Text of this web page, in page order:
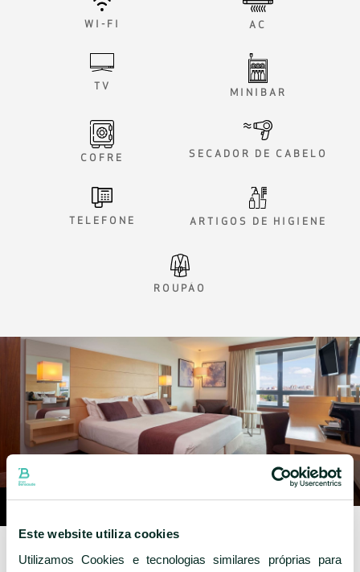
Este website utiliza cookies
Utilizamos Cookies e tecnologias similares próprias para
WI-FI AC
TV
MINIBAR
COFRE SECADOR DE CABELO
TELEFONE ARTIGOS DE HIGIENE
ROUPÃO